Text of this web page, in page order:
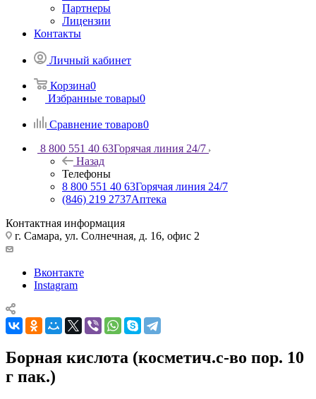
Партнеры
Лицензии
Контакты
Личный кабинет
Корзина0
Избранные товары0
Сравнение товаров0
8 800 551 40 63Горячая линия 24/7
Назад
Телефоны
8 800 551 40 63Горячая линия 24/7
(846) 219 2737Аптека
Контактная информация
г. Самара, ул. Солнечная, д. 16, офис 2
Вконтакте
Instagram
Борная кислота (косметич.с-во пор. 10
г пак.)